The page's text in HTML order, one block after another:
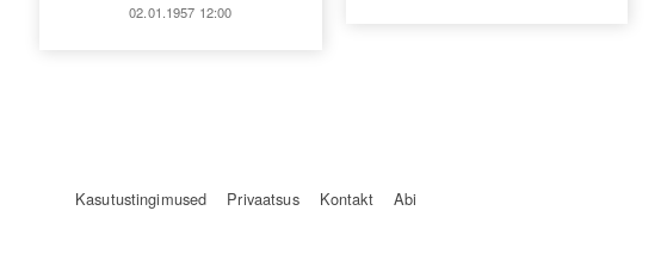
02.01.1957 12:00
Kasutustingimused Privaatsus Kontakt Abi